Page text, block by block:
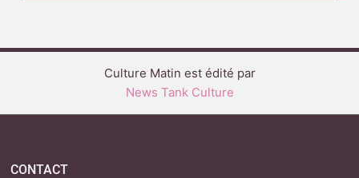
Culture Matin est édité par
News Tank Culture
CONTACT